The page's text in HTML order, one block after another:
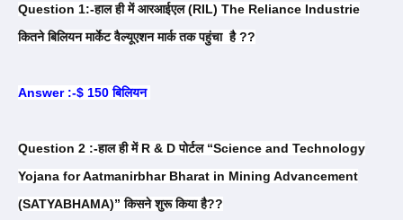
Question 1:-हाल ही में आरआईएल (RIL) The Reliance Industrie
कितने बिलियन मार्केट वैल्यूएशन मार्क तक पहुंचा है ??
Answer :-$ 150 बिलियन
Question 2 :-हाल ही में R & D पोर्टल “Science and Technology
Yojana for Aatmanirbhar Bharat in Mining Advancement
(SATYABHAMA)” किसने शुरू किया है??